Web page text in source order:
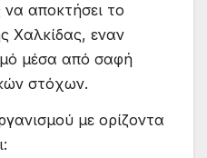
αποκτήσει το
Χαλκίδας, εναν
µέσα από σαφή
στόχων.
µε ορίζοντα